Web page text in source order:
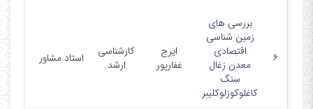
۶
بررسی های
زمین شناسی
اقتصادی
معدن زغال
سنگ
کاغلوکوزلوکلیبر
ایرج
غفارپور
کارشناسی
ارشد
استاد مشاور